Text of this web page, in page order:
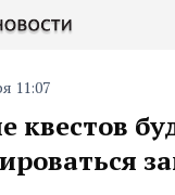
квестов
11:07